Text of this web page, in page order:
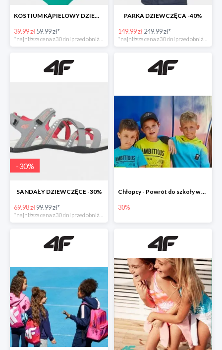
KOSTIUM KĄPIELOWY DZIEWCZĘCY -33%
39.99 zł59.99 zł*
*najniższa cena z 30 dni przed obniżką
PARKA DZIEWCZĘCA -40%
149.99 zł249.99 zł*
*najniższa cena z 30 dni przed obniżką
-30%
SANDAŁY DZIEWCZĘCE -30%
69.98 zł99.99 zł*
Chłopcy - Powrót do szkoły w 4F do -30%
30%